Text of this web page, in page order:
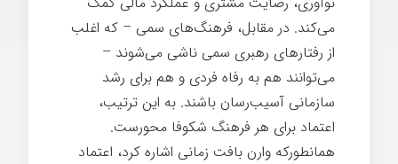
می‌کند. در مقابل، فرهنگ‌های سمی – که اغلب
از رفتارهای رهبری سمی ناشی می‌شوند –
می‌توانند هم به رفاه فردی و هم برای رشد
سازمانی آسیب‌رسان باشند. به این ترتیب،
اعتماد برای هر فرهنگ شکوفا محورست.
همانطورکه وارن بافت زمانی اشاره کرد، اعتماد